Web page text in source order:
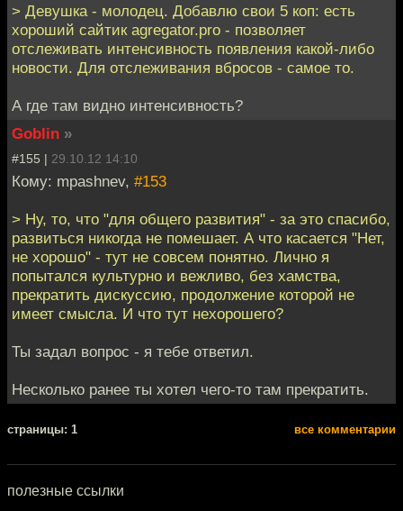
> Девушка - молодец. Добавлю свои 5 коп: есть
хороший сайтик agregator.pro - позволяет
отслеживать интенсивность появления какой-либо
новости. Для отслеживания вбросов - самое то.
А где там видно интенсивность?
Goblin »
#155 | 29.10.12 14:10
Кому: mpashnev, #153
> Ну, то, что "для общего развития" - за это спасибо,
развиться никогда не помешает. А что касается "Нет,
не хорошо" - тут не совсем понятно. Лично я
попытался культурно и вежливо, без хамства,
прекратить дискуссию, продолжение которой не
имеет смысла. И что тут нехорошего?
Ты задал вопрос - я тебе ответил.
Несколько ранее ты хотел чего-то там прекратить.
cтраницы: 1 все комментарии
полезные ссылки